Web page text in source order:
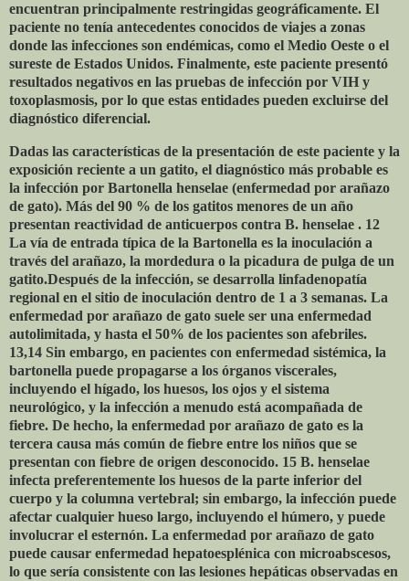
encuentran principalmente restringidas geográficamente. El
paciente no tenía antecedentes conocidos de viajes a zonas
donde las infecciones son endémicas, como el Medio Oeste o el
sureste de Estados Unidos. Finalmente, este paciente presentó
resultados negativos en las pruebas de infección por VIH y
toxoplasmosis, por lo que estas entidades pueden excluirse del
diagnóstico diferencial.
Dadas las características de la presentación de este paciente y la
exposición reciente a un gatito, el diagnóstico más probable es
la infección por Bartonella henselae (enfermedad por arañazo
de gato). Más del 90 % de los gatitos menores de un año
presentan reactividad de anticuerpos contra B. henselae . 12
La vía de entrada típica de la Bartonella es la inoculación a
través del arañazo, la mordedura o la picadura de pulga de un
gatito.Después de la infección, se desarrolla linfadenopatía
regional en el sitio de inoculación dentro de 1 a 3 semanas. La
enfermedad por arañazo de gato suele ser una enfermedad
autolimitada, y hasta el 50% de los pacientes son afebriles.
13,14 Sin embargo, en pacientes con enfermedad sistémica, la
bartonella puede propagarse a los órganos viscerales,
incluyendo el hígado, los huesos, los ojos y el sistema
neurológico, y la infección a menudo está acompañada de
fiebre. De hecho, la enfermedad por arañazo de gato es la
tercera causa más común de fiebre entre los niños que se
presentan con fiebre de origen desconocido. 15 B. henselae
infecta preferentemente los huesos de la parte inferior del
cuerpo y la columna vertebral; sin embargo, la infección puede
afectar cualquier hueso largo, incluyendo el húmero, y puede
involucrar el esternón. La enfermedad por arañazo de gato
puede causar enfermedad hepatoesplénica con microabscesos,
lo que sería consistente con las lesiones hepáticas observadas en